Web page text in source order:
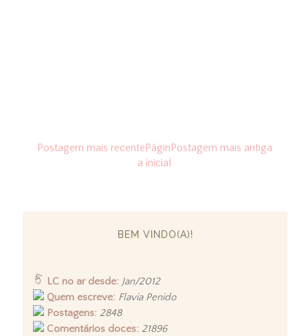
Postagem mais recente Postagem mais antiga
Págin
a inicial
BEM VINDO(A)!
LC no ar desde: Jan/2012
Quem escreve: Flavia Penido
Postagens: 2848
Comentários doces: 21896